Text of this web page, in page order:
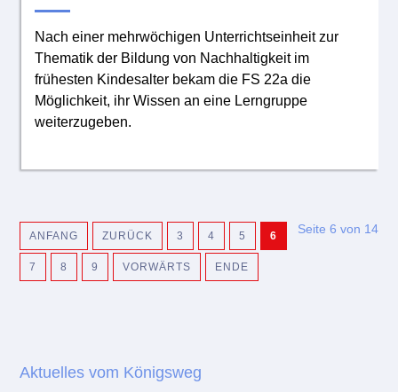
Nach einer mehrwöchigen Unterrichtseinheit zur
Thematik der Bildung von Nachhaltigkeit im
frühesten Kindesalter bekam die FS 22a die
Möglichkeit, ihr Wissen an eine Lerngruppe
weiterzugeben.
Seite 6 von 14
ANFANG ZURÜCK 3 4 5 6
7 8 9 VORWÄRTS ENDE
Aktuelles vom Königsweg